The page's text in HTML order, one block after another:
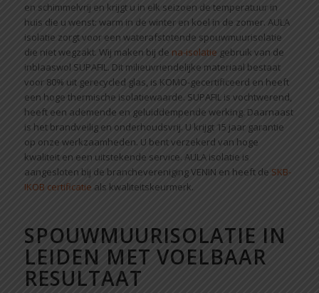
en schimmelvrij en krijgt u in elk seizoen de temperatuur in
huis die u wenst: warm in de winter en koel in de zomer. AULA
isolatie zorgt voor een waterafstotende spouwmuurisolatie
die niet wegzakt. Wij maken bij de na-isolatie gebruik van de
inblaaswol SUPAFIL. Dit milieuvriendelijke materiaal bestaat
voor 80% uit gerecycled glas, is KOMO-gecertificeerd en heeft
een hoge thermische isolatiewaarde. SUPAFIL is vochtwerend,
heeft een ademende en geluiddempende werking. Daarnaast
is het brandveilig en onderhoudsvrij. U krijgt 15 jaar garantie
op onze werkzaamheden. U bent verzekerd van hoge
kwaliteit en een uitstekende service. AULA isolatie is
aangesloten bij de branchevereniging VENIN en heeft de SKB-
IKOB certificatie als kwaliteitskeurmerk.
SPOUWMUURISOLATIE IN
LEIDEN MET VOELBAAR
RESULTAAT